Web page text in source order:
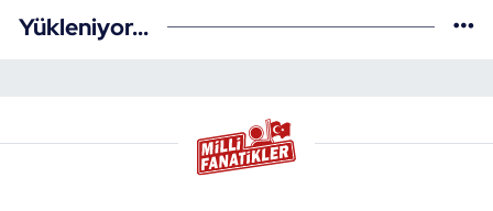
Yükleniyor...